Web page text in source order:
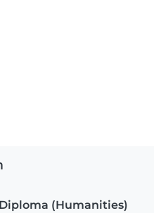
(Humanities)